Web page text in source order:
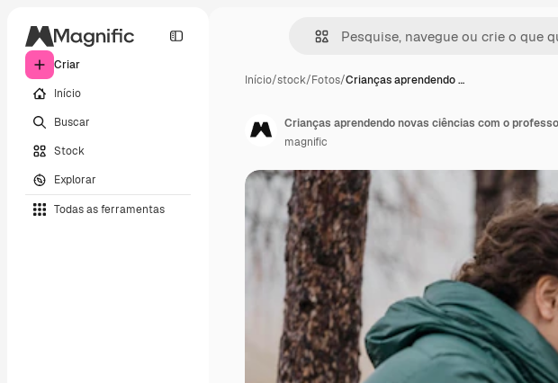
Criar
Início
Buscar
Stock
Explorar
Todas as ferramentas
Início/stock/Fotos/Crianças aprendendo …
Crianças aprendendo novas ciências com o
magnific